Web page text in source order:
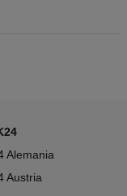
Alemania
Austria